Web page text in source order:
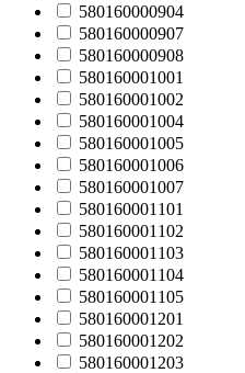
580160000904
580160000907
580160000908
580160001001
580160001002
580160001004
580160001005
580160001006
580160001007
580160001101
580160001102
580160001103
580160001104
580160001105
580160001201
580160001202
580160001203